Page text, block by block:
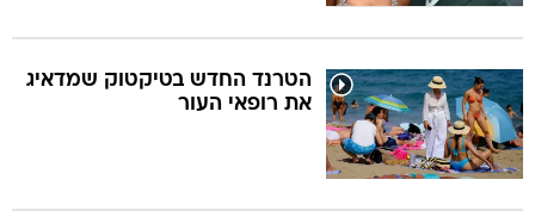
הטרנד החדש בטיקטוק שמדאיג
את רופאי העור